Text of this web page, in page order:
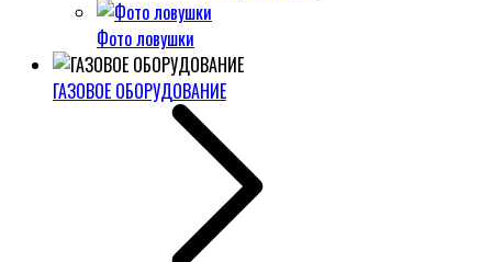
Фото ловушки
ГАЗОВОЕ ОБОРУДОВАНИЕ